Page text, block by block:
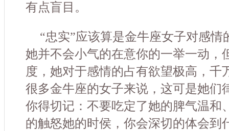
有点盲目。
“忠实”应该算是金牛座女子对感情
她并不会小气的在意你的一举一动，
度，她对于感情的占有欲望极高，千
很多金牛座的女子来说，这可是她们
你得切记：不要吃定了她的脾气温和
的触怒她的时侯，你会深切的体会到